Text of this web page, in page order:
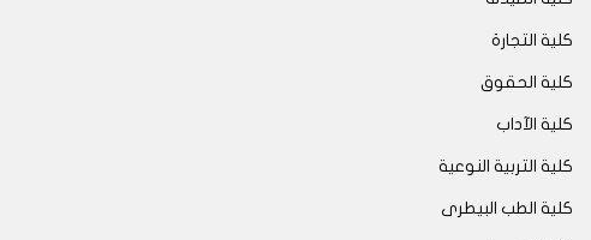
كلية التجارة
كلية الحقوق
كلية الآداب
كلية التربية النوعية
كلية الطب البيطرى